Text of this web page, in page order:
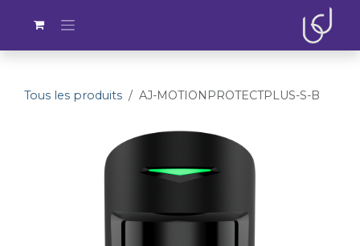
Tous les produits AJ-MOTIONPROTECTPLUS-S-B